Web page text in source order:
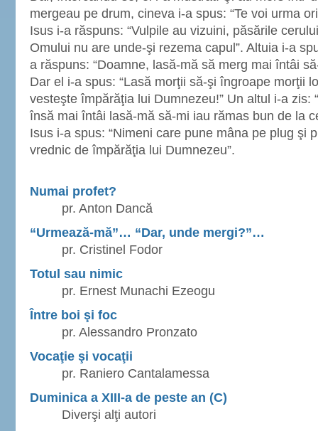
mergeau pe drum, cineva i-a spus: “Te voi urma
Isus i-a răspuns: “Vulpile au vizuini, păsările
Omului nu are unde-şi rezema capul”. Altuia i-a
a răspuns: “Doamne, lasă-mă să merg mai întâi
Dar el i-a spus: “Lasă morţii să-şi îngroape morţii
vesteşte împărăţia lui Dumnezeu!” Un altul i-a zis:
însă mai întâi lasă-mă să-mi iau rămas bun de la
Isus i-a spus: “Nimeni care pune mâna pe plug şi
vrednic de împărăţia lui Dumnezeu”.
Numai profet?
pr. Anton Dancă
“Urmează-mă”… “Dar, unde mergi?”…
pr. Cristinel Fodor
Totul sau nimic
pr. Ernest Munachi Ezeogu
Între boi şi foc
pr. Alessandro Pronzato
Vocaţie şi vocaţii
pr. Raniero Cantalamessa
Duminica a XIII-a de peste an (C)
Diverşi alţi autori